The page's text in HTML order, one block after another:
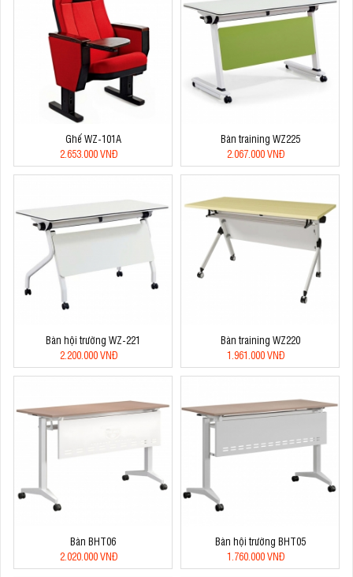
Ghế WZ-101A
2.653.000 VNĐ
Bàn training WZ225
2.067.000 VNĐ
Bàn hội trường WZ-221
2.200.000 VNĐ
Bàn training WZ220
1.961.000 VNĐ
Bàn BHT06
2.020.000 VNĐ
Bàn hội trường BHT05
1.760.000 VNĐ